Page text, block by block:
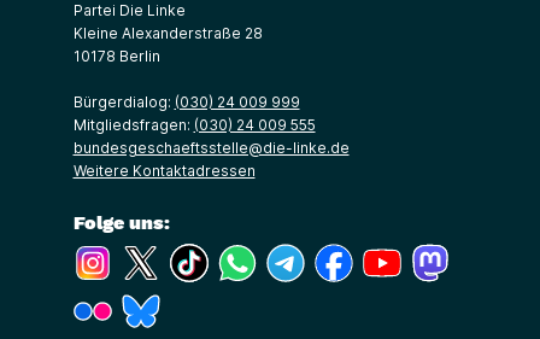
Partei Die Linke
Kleine Alexanderstraße 28
10178 Berlin
Bürgerdialog: (030) 24 009 999
Mitgliedsfragen: (030) 24 009 555
bundesgeschaeftsstelle@die-linke.de
Weitere Kontaktadressen
Folge uns:
(Link öffnet ein neues Fenster)
(Link öffnet ein neues Fenster)
(Link öffnet ein neues Fenster)
(Link öffnet ein neues Fenster)
(Link öffnet ein neues Fenster)
(Link öffnet ein neues
(Link öffnet ein
(Link öffnet ein neues Fenster)